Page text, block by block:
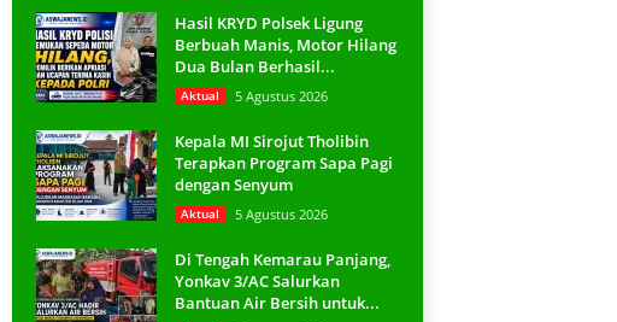
Hasil KRYD Polsek Ligung
Berbuah Manis, Motor Hilang
Dua Bulan Berhasil...
Aktual 5 Agustus 2026
Kepala MI Sirojut Tholibin
Terapkan Program Sapa Pagi
dengan Senyum
Aktual 5 Agustus 2026
Di Tengah Kemarau Panjang,
Yonkav 3/AC Salurkan
Bantuan Air Bersih untuk...